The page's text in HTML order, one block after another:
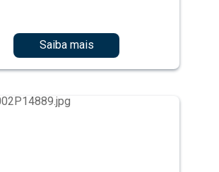
Saiba mais